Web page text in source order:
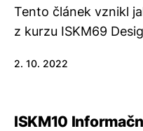
Tento článek vznikl
z kurzu ISKM69
2. 10. 2022
ISKM10